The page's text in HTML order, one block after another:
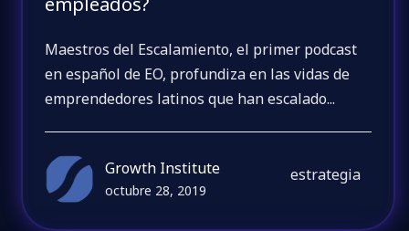
Maestros del Escalamiento, el primer podcast
en español de EO, profundiza en las vidas de
emprendedores latinos que han escalado...
Growth Institute
octubre 28, 2019
estrategia